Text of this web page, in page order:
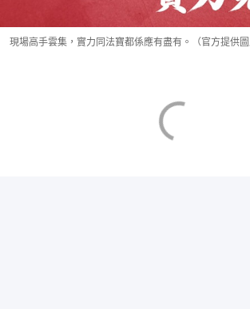
現場高手雲集，實力同法寶都係應有盡有。（官方提供圖